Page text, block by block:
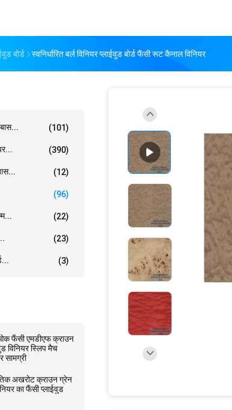
बोर्ड स्वनिर्धारित बर्ल विनियर प्लाईवुड बोर्ड फैंसी रूट कैनाल विनियर
(101)
(390)
(12)
(96)
(22)
(23)
(3)
फैंसी एमडीएफ क्राउन
विनियर स्लिप मैच
सामग्री
अखरोट क्राउन ग्रेन
का फैंसी प्लाईवुड